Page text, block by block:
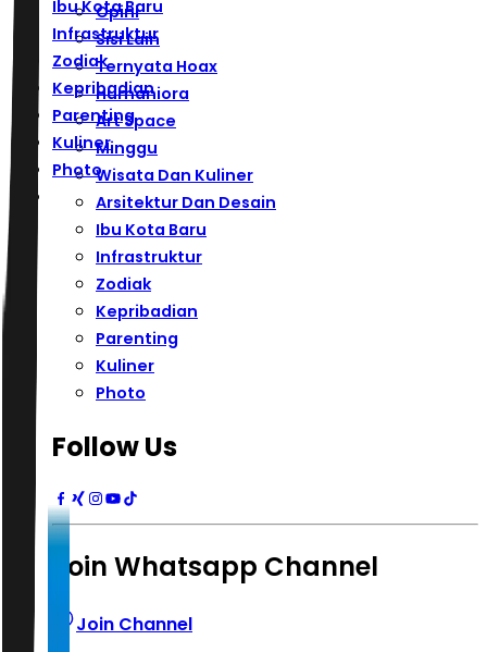
Ibu Kota Baru
Infrastruktur
Zodiak
Kepribadian
Parenting
Kuliner
Photo
Opini
Sisi Lain
Ternyata Hoax
Humaniora
Art Space
Minggu
Wisata Dan Kuliner
Arsitektur Dan Desain
Ibu Kota Baru
Infrastruktur
Zodiak
Kepribadian
Parenting
Kuliner
Photo
Follow Us
Join Whatsapp Channel
Join Channel